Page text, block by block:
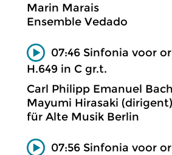
Marin Marais
Ensemble Vedado
07:46 Sinfonia voor
H.649 in C gr.t.
Carl Philipp Emanuel Bach
Mayumi Hirasaki
für Alte Musik Berlin
07:56 Sinfonia voor